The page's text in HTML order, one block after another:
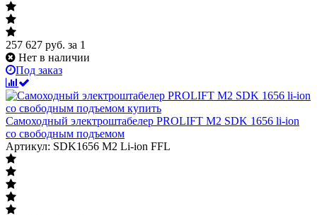
257 627 руб. за 1
Нет в наличии
Под заказ
Самоходный электроштабелер PROLIFT M2 SDK 1656 li-ion
со свободным подъемом
Артикул: SDK1656 M2 Li-ion FFL